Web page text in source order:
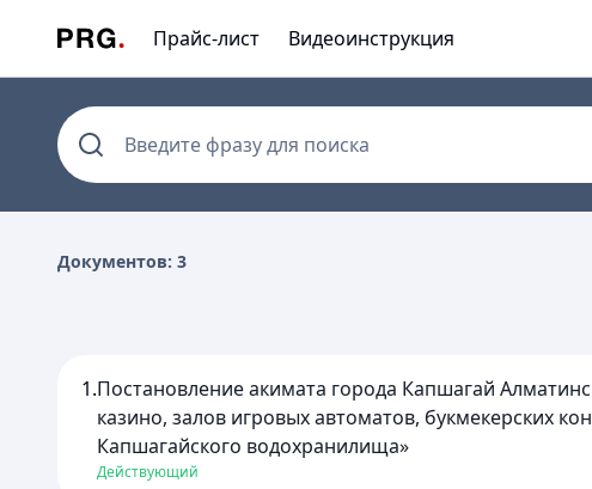
Прайс-лист Видеоинструкция
Введите фразу для поиска
Документов: 3
1.Постановление акимата города Капшагай
казино, залов игровых автоматов, букмекерских
Капшагайского водохранилища»
Действующий